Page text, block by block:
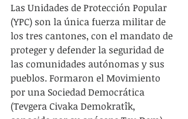
Las Unidades de Protección Popular
(YPC) son la única fuerza militar de
los tres cantones, con el mandato de
proteger y defender la seguridad de
las comunidades autónomas y sus
pueblos. Formaron el Movimiento
por una Sociedad Democrática
(Tevgera Civaka Demokratîk,